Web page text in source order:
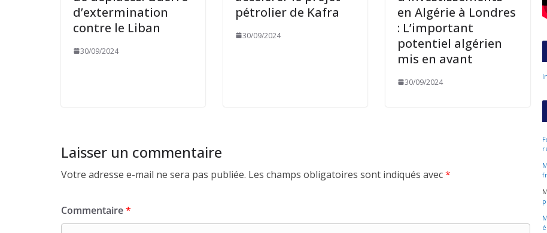
d’extermination
contre le Liban
30/09/2024
pétrolier de Kafra
30/09/2024
en Algérie à Londres
: L’important
potentiel algérien
mis en avant
30/09/2024
Laisser un commentaire
Votre adresse e-mail ne sera pas publiée. Les champs obligatoires sont indiqués avec*
Commentaire*